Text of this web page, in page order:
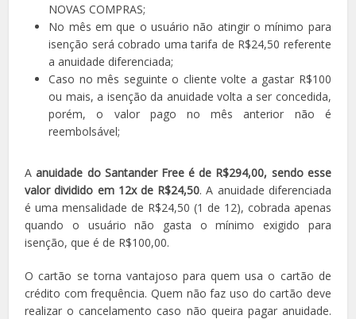
NOVAS COMPRAS;
No mês em que o usuário não atingir o mínimo para
isenção será cobrado uma tarifa de R$24,50 referente
a anuidade diferenciada;
Caso no mês seguinte o cliente volte a gastar R$100
ou mais, a isenção da anuidade volta a ser concedida,
porém, o valor pago no mês anterior não é
reembolsável;
Aanuidade do Santander Free é de R$294,00, sendo esse
valor dividido em 12x de R$24,50. A anuidade diferenciada
é uma mensalidade de R$24,50 (1 de 12), cobrada apenas
quando o usuário não gasta o mínimo exigido para
isenção, que é de R$100,00.
O cartão se torna vantajoso para quem usa o cartão de
crédito com frequência. Quem não faz uso do cartão deve
realizar o cancelamento caso não queira pagar anuidade.